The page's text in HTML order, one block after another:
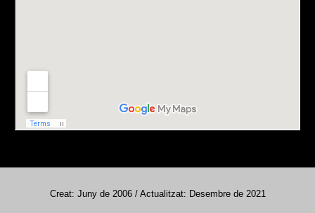
Creat: Juny de 2006 / Actualitzat: Desembre de 2021